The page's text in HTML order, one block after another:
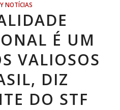
NOTÍCIAS
É UM
VALIOSOS
DIZ
DO STF